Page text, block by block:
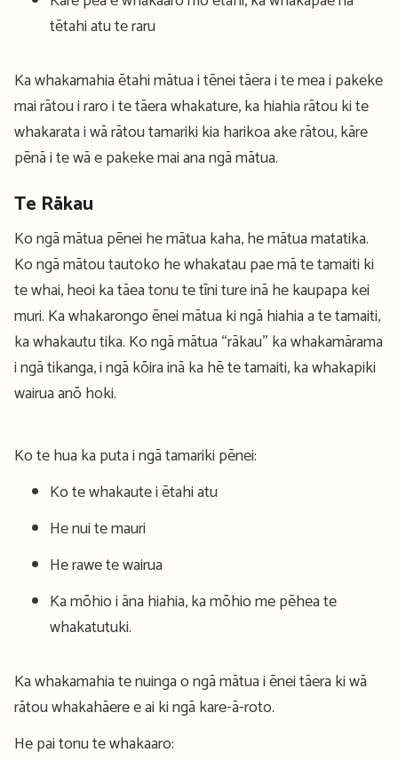
tētahi atu te raru
Ka whakamahia ētahi mātua i tēnei tāera i te mea i pakeke
mai rātou i raro i te tāera whakature, ka hiahia rātou ki te
whakarata i wā rātou tamariki kia harikoa ake rātou, kāre
pēnā i te wā e pakeke mai ana ngā mātua.
Te Rākau
Ko ngā mātua pēnei he mātua kaha, he mātua matatika.
Ko ngā mātou tautoko he whakatau pae mā te tamaiti ki
te whai, heoi ka tāea tonu te tīni ture inā he kaupapa kei
muri. Ka whakarongo ēnei mātua ki ngā hiahia a te tamaiti,
ka whakautu tika. Ko ngā mātua “rākau” ka whakamārama
i ngā tikanga, i ngā kōira inā ka hē te tamaiti, ka whakapiki
wairua anō hoki.
Ko te hua ka puta i ngā tamariki pēnei:
Ko te whakaute i ētahi atu
He nui te mauri
He rawe te wairua
Ka mōhio i āna hiahia, ka mōhio me pēhea te
whakatutuki.
Ka whakamahia te nuinga o ngā mātua i ēnei tāera ki wā
rātou whakahāere e ai ki ngā kare-ā-roto.
He pai tonu te whakaaro: